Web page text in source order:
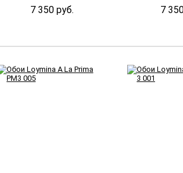
7 350 руб. 7